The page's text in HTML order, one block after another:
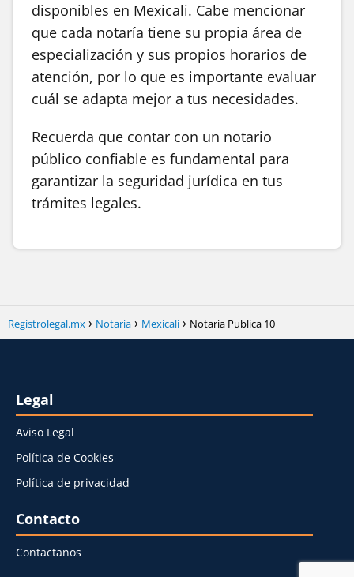
disponibles en Mexicali. Cabe mencionar
que cada notaría tiene su propia área de
especialización y sus propios horarios de
atención, por lo que es importante evaluar
cuál se adapta mejor a tus necesidades.
Recuerda que contar con un notario
público confiable es fundamental para
garantizar la seguridad jurídica en tus
trámites legales.
Registrolegal.mx Notaria Mexicali Notaria Publica 10
Legal
Aviso Legal
Política de Cookies
Política de privacidad
Contacto
Contactanos